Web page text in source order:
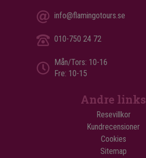
info@flamingotours.se
010-750 24 72
Mån/Tors: 10-16
Fre: 10-15
Andre links
Resevillkor
Kundrecensioner
Cookies
Sitemap